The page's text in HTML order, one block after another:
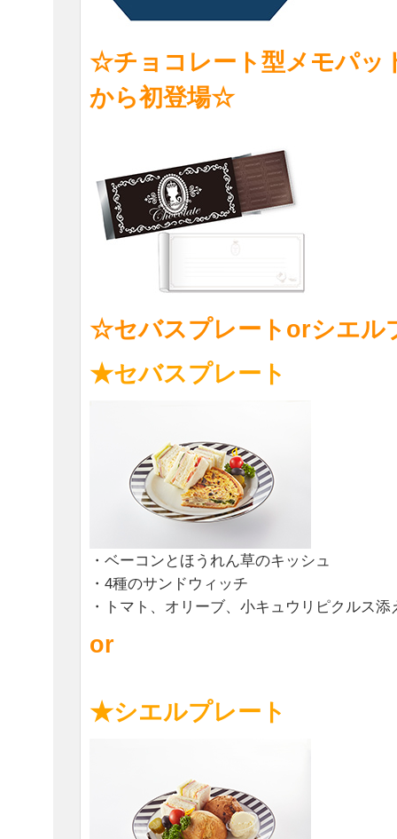
☆チョコレート型メモパ
から初登場☆
☆セバスプレートorシエル
★セバスプレート
・ベーコンとほうれん草のキッシュ
・4種のサンドウィッチ
・トマト、オリーブ、小キュウリピクルス添
or
★シエルプレート